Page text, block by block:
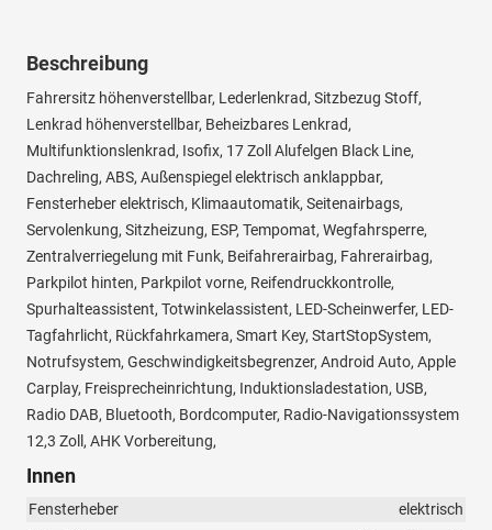
Beschreibung
Fahrersitz höhenverstellbar, Lederlenkrad, Sitzbezug Stoff,
Lenkrad höhenverstellbar, Beheizbares Lenkrad,
Multifunktionslenkrad, Isofix, 17 Zoll Alufelgen Black Line,
Dachreling, ABS, Außenspiegel elektrisch anklappbar,
Fensterheber elektrisch, Klimaautomatik, Seitenairbags,
Servolenkung, Sitzheizung, ESP, Tempomat, Wegfahrsperre,
Zentralverriegelung mit Funk, Beifahrerairbag, Fahrerairbag,
Parkpilot hinten, Parkpilot vorne, Reifendruckkontrolle,
Spurhalteassistent, Totwinkelassistent, LED-Scheinwerfer, LED-
Tagfahrlicht, Rückfahrkamera, Smart Key, StartStopSystem,
Notrufsystem, Geschwindigkeitsbegrenzer, Android Auto, Apple
Carplay, Freisprecheinrichtung, Induktionsladestation, USB,
Radio DAB, Bluetooth, Bordcomputer, Radio-Navigationssystem
12,3 Zoll, AHK Vorbereitung,
Innen
Fensterheber
elektrisch